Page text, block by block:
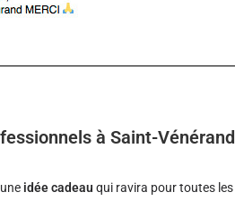
à Saint-Vénérand
idée cadeau qui ravira pour toutes les